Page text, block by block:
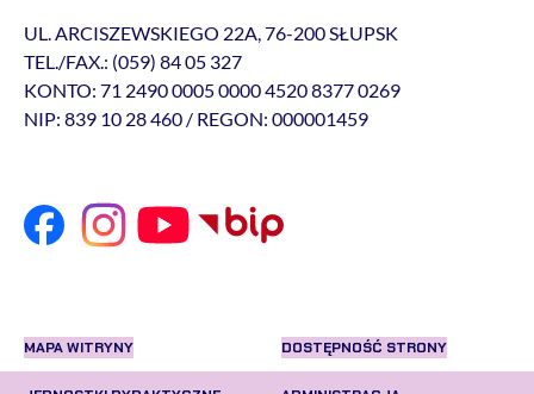
UL. ARCISZEWSKIEGO 22A, 76-200 SŁUPSK
TEL./FAX.: (059) 84 05 327
KONTO: 71 2490 0005 0000 4520 8377 0269
NIP: 839 10 28 460 / REGON: 000001459
MAPA WITRYNY DOSTĘPNOŚĆ STRONY